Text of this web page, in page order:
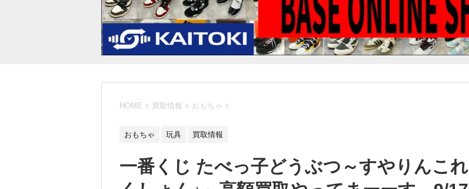
HOME > 買取情報 > おもちゃ >
おもちゃ 玩具 買取情報
一番くじ たべっ子どうぶつ～すやりんこれ